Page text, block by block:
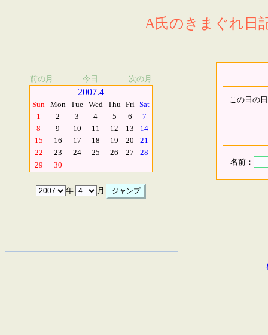
A氏のきまぐれ日
前の月 今日 次の月
2007.4
Sun Mon Tue Wed Thu Fri Sat
1
2 3 4 5 6
7
8
9 10 11 12 13
14
15
16 17 18 19 20
21
22
23 24 25 26 27
28
29
30
年 月
この日の
名前：